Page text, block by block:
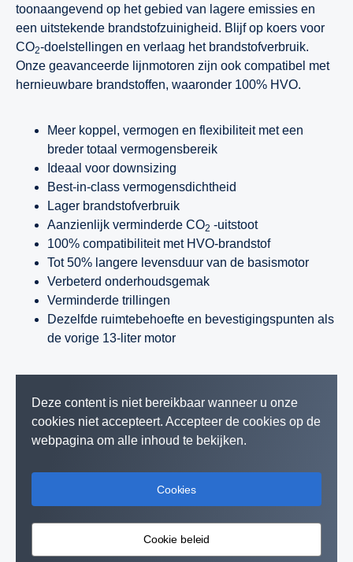
toonaangevend op het gebied van lagere emissies en
een uitstekende brandstofzuinigheid. Blijf op koers voor
CO2-doelstellingen en verlaag het brandstofverbruik.
Onze geavanceerde lijnmotoren zijn ook compatibel met
hernieuwbare brandstoffen, waaronder 100% HVO.
Meer koppel, vermogen en flexibiliteit met een
breder totaal vermogensbereik
Ideaal voor downsizing
Best-in-class vermogensdichtheid
Lager brandstofverbruik
Aanzienlijk verminderde CO2 -uitstoot
100% compatibiliteit met HVO-brandstof
Tot 50% langere levensduur van de basismotor
Verbeterd onderhoudsgemak
Verminderde trillingen
Dezelfde ruimtebehoefte en bevestigingspunten als
de vorige 13-liter motor
Deze content is niet bereikbaar wanneer u onze
cookies niet accepteert. Accepteer de cookies op de
webpagina om alle inhoud te bekijken.
Cookies
Cookie beleid